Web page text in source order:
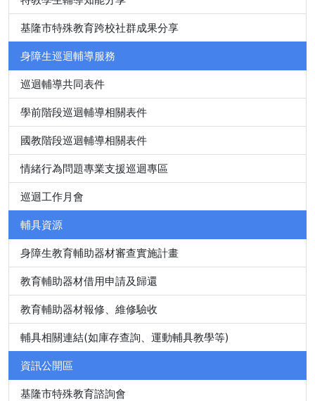
基隆市特殊教育跨校社群成果分享
身障生巡迴輔導服務
巡迴輔導共同表件
學前階段巡迴輔導相關表件
國教階段巡迴輔導相關表件
情緒行為問題專業支援巡迴專區
巡迴工作月會
輔具資源
身障生教育輔助器材審查實施計畫
教育輔助器材借用申請及歸還
教育輔助器材報修、維修驗收
輔具相關連結(如庫存查詢、運動輔具教學等)
資訊公開區
基隆市特殊教育諮詢會